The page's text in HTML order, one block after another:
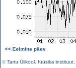
<< Eelmine päev
©Tartu Ülikool füüsika instituut